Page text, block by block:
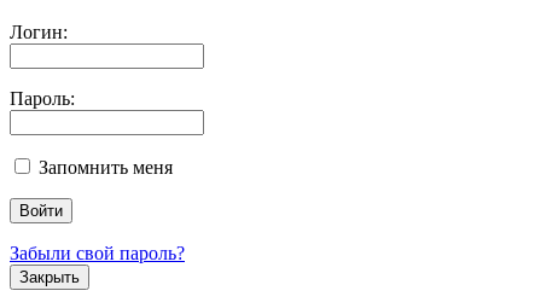
Логин:
Пароль:
Запомнить меня
Забыли свой пароль?
Закрыть